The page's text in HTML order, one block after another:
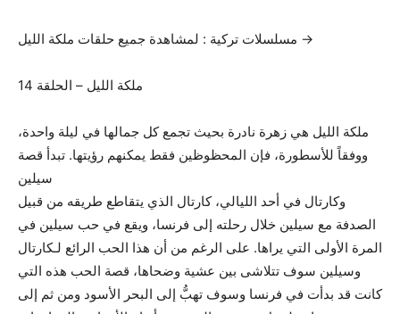
مسلسلات تركية : لمشاهدة جميع حلقات ملكة الليل →
14 ملكة الليل – الحلقة
ملكة الليل هي زهرة نادرة بحيث تجمع كل جمالها في ليلة واحدة،
ووفقاً للأسطورة، فإن المحظوظين فقط يمكنهم رؤيتها. تبدأ قصة
سيلين
وكارتال في أحد الليالي، كارتال الذي يتقاطع طريقه من قبيل
الصدفة مع سيلين خلال رحلته إلى فرنسا، ويقع في حب سيلين في
المرة الأولى التي يراها. على الرغم من أن هذا الحب الرائع لـكارتال
وسيلين سوف تتلاشى بين عشية وضحاها، قصة الحب هذه التي
كانت قد بدأت في فرنسا وسوف تهبُّ إلى البحر الأسود ومن ثم إلى